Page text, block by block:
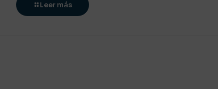
Leer más